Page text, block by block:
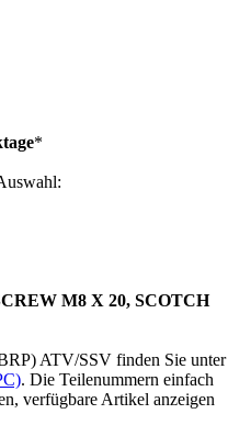
*
M8 X 20, SCOTCH
ATV/SSV finden Sie unter
. Die Teilenummern einfach
verfügbare Artikel anzeigen